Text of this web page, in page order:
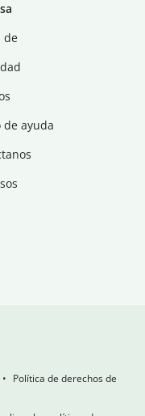
de
de ayuda
Política de derechos de